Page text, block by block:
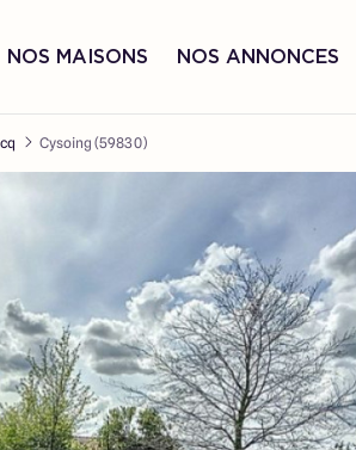
NOS MAISONS NOS ANNONCES
Cysoing (59830)